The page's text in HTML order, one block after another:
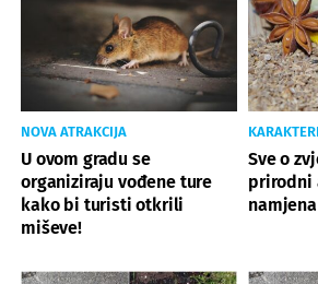
NOVA ATRAKCIJA
U ovom gradu se
organiziraju vođene ture
kako bi turisti otkrili
miševe!
Sve o
prirodni